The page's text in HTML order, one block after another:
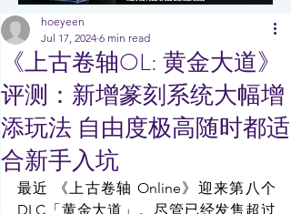
《上古卷轴OL: 黄金大道》
评测：新增篆刻系统大幅增
添玩法 自由度极高随时都适
合新手入坑
hoeyeen
Jul 17, 2024 6 min read
最近 《上古卷轴 Online》迎来第八个
DLC「黄金大道」。尽管已经发售超过